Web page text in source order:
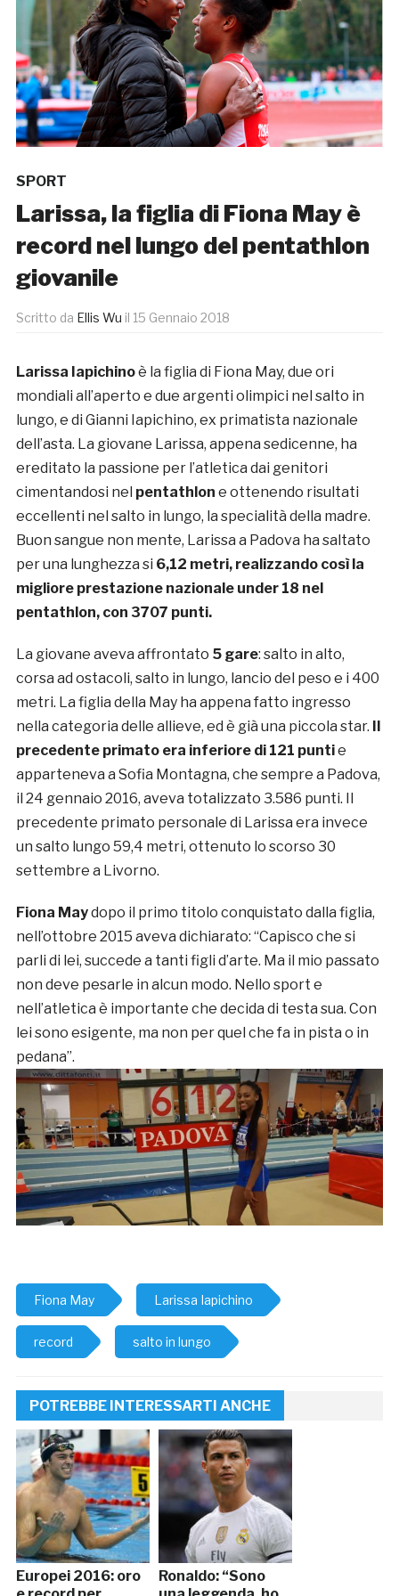
SPORT
Larissa, la figlia di Fiona May è
record nel lungo del pentathlon
giovanile
Scritto da Ellis Wu il 15 Gennaio 2018
Larissa Iapichinoè la figlia di Fiona May, due ori
mondiali all’aperto e due argenti olimpici nel salto in
lungo, e di Gianni Iapichino, ex primatista nazionale
dell’asta. La giovane Larissa, appena sedicenne, ha
ereditato la passione per l’atletica dai genitori
cimentandosi nel pentathlon e ottenendo risultati
eccellenti nel salto in lungo, la specialità della madre.
Buon sangue non mente, Larissa a Padova ha saltato
per una lunghezza si 6,12 metri, realizzando così la
migliore prestazione nazionale under 18 nel
pentathlon, con 3707 punti.
La giovane aveva affrontato 5 gare: salto in alto,
corsa ad ostacoli, salto in lungo, lancio del peso e i 400
metri. La figlia della May ha appena fatto ingresso
nella categoria delle allieve, ed è già una piccola star.
precedente primato era inferiore di 121 puntie
apparteneva a Sofia Montagna, che sempre a Padova,
il 24 gennaio 2016, aveva totalizzato 3.586 punti. Il
precedente primato personale di Larissa era invece
un salto lungo 59,4 metri, ottenuto lo scorso 30
settembre a Livorno.
Fiona Maydopo il primo titolo conquistato dalla figlia,
nell’ottobre 2015 aveva dichiarato: “Capisco che si
parli di lei, succede a tanti figli d’arte. Ma il mio passato
non deve pesarle in alcun modo. Nello sport e
nell’atletica è importante che decida di testa sua. Con
lei sono esigente, ma non per quel che fa in pista o in
pedana”.
Fiona May Larissa Iapichino
record salto in lungo
POTREBBE INTERESSARTI ANCHE
Europei 2016: oro
Ronaldo: “Sono